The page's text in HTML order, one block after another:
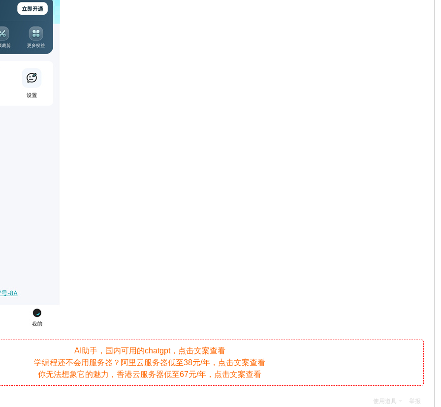
AI助手，国内可用的chatgpt，点击文案查看
学编程还不会用服务器？阿里云服务器低至38元/年，点击文案查看
你无法想象它的魅力，香港云服务器低至67元/年，点击文案查看
使用道具 举报